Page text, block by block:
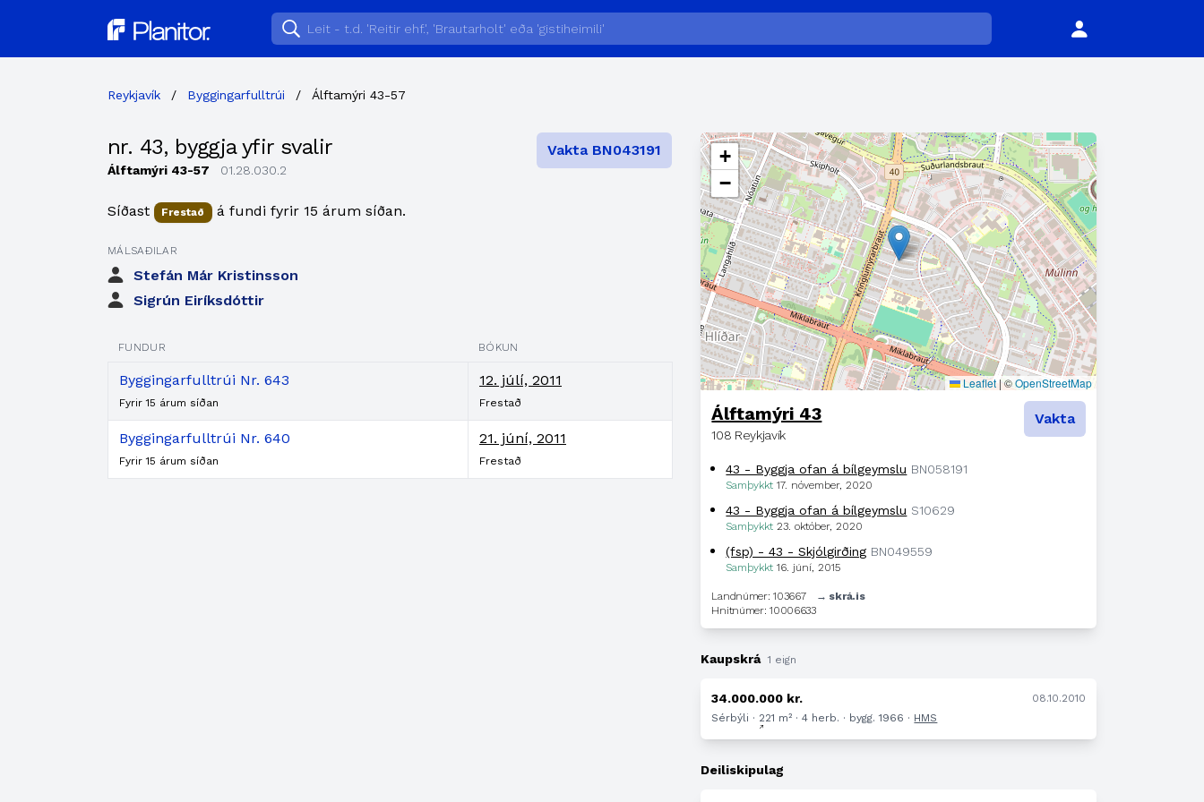
Planitor
Reykjavík / Byggingarfulltrúi / Álftamýri 43-57
nr. 43, byggja yfir svalir
Álftamýri 43-57 01.28.030.2
Vakta BN043191
Síðast Frestað á fundi fyrir 15 árum síðan.
MÁLSAÐILAR
Stefán Már Kristinsson
Sigrún Eiríksdóttir
FUNDUR BÓKUN
Byggingarfulltrúi Nr. 643
Fyrir 15 árum síðan
12. júlí, 2011
Frestað
Byggingarfulltrúi Nr. 640
Fyrir 15 árum síðan
21. júní, 2011
Frestað
+
−
Leaflet |©OpenStreetMap
Álftamýri 43
108 Reykjavík
Vakta
43 - Byggja ofan á bílgeymslu BN058191
Samþykkt17. nóvember, 2020
43 - Byggja ofan á bílgeymslu S10629
Samþykkt23. október, 2020
(fsp) - 43 - Skjólgirðing BN049559
Samþykkt16. júní, 2015
Landnúmer: 103667
→ skrá.is
Hnitnúmer: 10006633
Kaupskrá 1 eign
34.000.000 kr.
08.10.2010
Sérbýli · 221 m² · 4 herb. · bygg. 1966 · HMS
Deiliskipulag